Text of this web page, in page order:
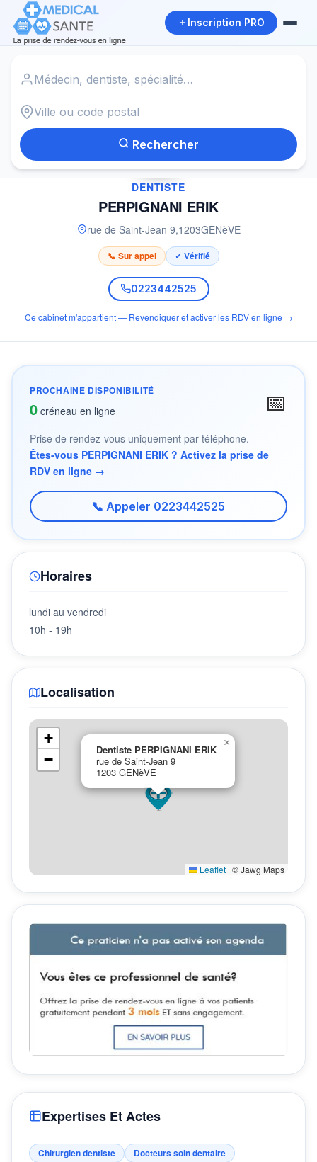
Inscription PRO
Rechercher
✓
DENTISTE
PERPIGNANI ERIK
rue de Saint-Jean 9,1203GENèVE
📞 Sur appel ✓ Vérifié
0223442525
Ce cabinet m'appartient — Revendiquer et activer les RDV en ligne →
Expertises Et Actes
Chirurgien dentiste
Docteurs soin dentaire
PROCHAINE DISPONIBILITÉ
0 créneau en ligne 📅
Prise de rendez-vous uniquement par téléphone.
Êtes-vous PERPIGNANI ERIK ? Activez la prise de
RDV en ligne →
📞 Appeler 0223442525
Horaires
lundi au vendredi
10h - 19h
Localisation
Dentiste PERPIGNANI ERIK
rue de Saint-Jean 9
1203 GENèVE
×
+
−
Leaflet | © Jawg Maps